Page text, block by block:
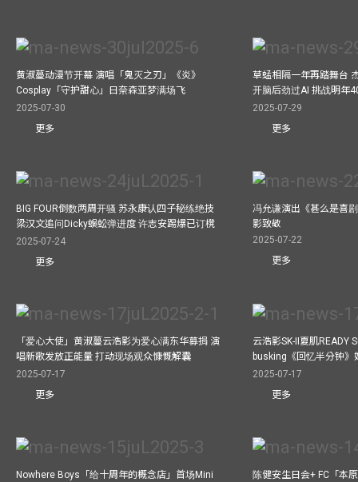
黄淑蔓动漫节开幕 演唱「鬼灭之刃」《炎》
Cosplay「守护甜心」日奈森亚梦满场飞
2025-07-30
更多
草蜢相隔一年再踏舞台
开脑后劲过AI 挑战明年
2025-07-29
更多
BIG FOUR倒数两周开骚 苏永康认四子秘练绝技
梁汉文追问Dicky蜈蚣弹进度 许志安踢爆已订櫈
2025-07-24
更多
冯允谦演出《甚么是喜
影致敬
2025-07-22
更多
「爱心大使」黄淑蔓云浩影为爱心满东华募捐 演
唱新歌发放正能量 打动现场观众慷慨解囊
2025-07-17
更多
云浩影SK-II夏肌READY
busking《回忆半分钟》
2025-07-17
更多
Nowhere Boys「给十周年的概念店」首场Mini
陈健安生日会+ FC「本